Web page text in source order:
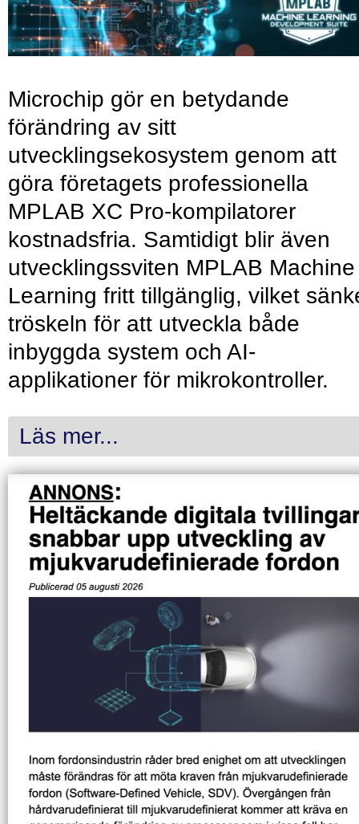
Microchip gör en betydande
förändring av sitt
utvecklingsekosystem genom att
göra företagets professionella
MPLAB XC Pro-kompilatorer
kostnadsfria. Samtidigt blir även
utvecklingssviten MPLAB Machine
Learning fritt tillgänglig, vilket
tröskeln för att utveckla både
inbyggda system och AI-
applikationer för mikrokontroller.
Läs mer...